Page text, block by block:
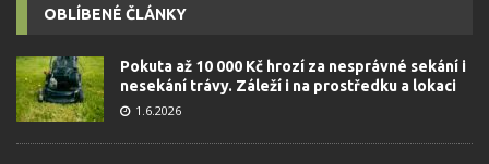
OBLÍBENÉ ČLÁNKY
Pokuta až 10 000 Kč hrozí za nesprávné sekání i
nesekání trávy. Záleží i na prostředku a lokaci
1.6.2026